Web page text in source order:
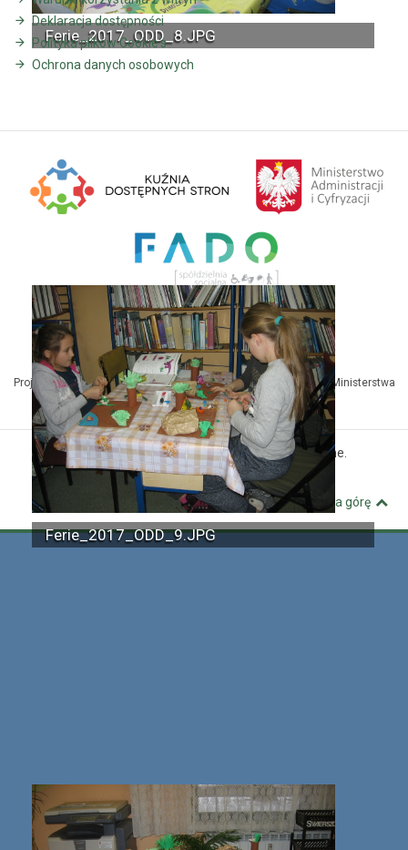
Ferie_2017_ODD_16.JPG
Ferie_2017_ODD_8.JPG
Ferie_2017_ODD_9.JPG
Deklaracja dostępności
Polityka plików Cookie's
Ochrona danych osobowych
Projekt Kuźnia Dostępnych Stron współfinansowany ze środków Ministerstwa
Administracji i Cyfryzacji
© MBP Pyskowice. Wszystkie prawa zastrzeżone.
Kuźnia Dostępnych Stron
Wróć na górę